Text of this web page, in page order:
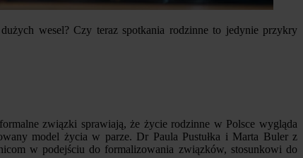
wesel? Czy teraz spotkania rodzinne to jedynie przykry
związki sprawiają, że życie rodzinne w Polsce wygląda
model życia w parze. Dr Paula Pustułka i Marta Buler z
w podejściu do formalizowania związków, stosunkowi do